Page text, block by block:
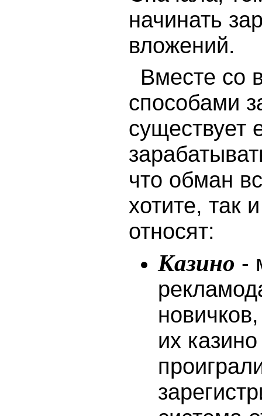
начинать
вложений.
Вместе со
способами
существует
что обман
хотите, так
относят:
Казино -
их